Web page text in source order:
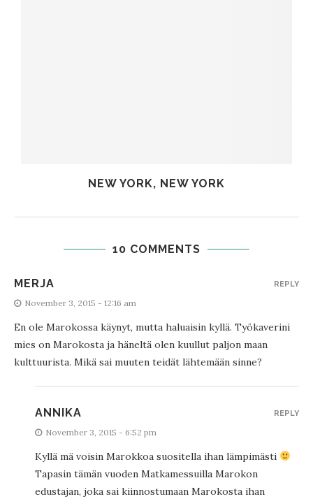
NEW YORK, NEW YORK
10 COMMENTS
MERJA
November 3, 2015 - 12:16 am
En ole Marokossa käynyt, mutta haluaisin kyllä. Työkaverini
mies on Marokosta ja häneltä olen kuullut paljon maan
kulttuurista. Mikä sai muuten teidät lähtemään sinne?
REPLY
ANNIKA
November 3, 2015 - 6:52 pm
Kyllä mä voisin Marokkoa suositella ihan lämpimästi
Tapasin tämän vuoden Matkamessuilla Marokon
edustajan, joka sai kiinnostumaan Marokosta ihan
REPLY